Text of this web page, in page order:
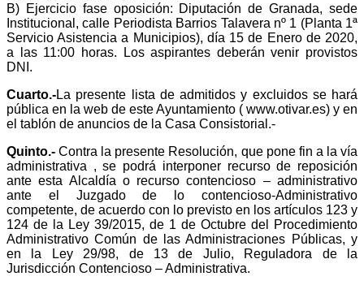
B) Ejercicio fase oposición: Diputación de Granada, sede
Institucional, calle Periodista Barrios Talavera nº 1 (Planta 1ª
Servicio Asistencia a Municipios), día 15 de Enero de 2020,
a las 11:00 horas. Los aspirantes deberán venir provistos
DNI.
Cuarto.-La presente lista de admitidos y excluidos se hará
pública en la web de este Ayuntamiento ( www.otivar.es) y en
el tablón de anuncios de la Casa Consistorial.-
Quinto.- Contra la presente Resolución, que pone fin a la vía
administrativa , se podrá interponer recurso de reposición
ante esta Alcaldía o recurso contencioso – administrativo
ante el Juzgado de lo contencioso-Administrativo
competente, de acuerdo con lo previsto en los artículos 123 y
124 de la Ley 39/2015, de 1 de Octubre del Procedimiento
Administrativo Común de las Administraciones Públicas, y
en la Ley 29/98, de 13 de Julio, Reguladora de la
Jurisdicción Contencioso – Administrativa.